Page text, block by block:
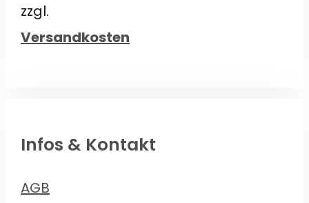
zzgl.
Versandkosten
Infos & Kontakt
AGB